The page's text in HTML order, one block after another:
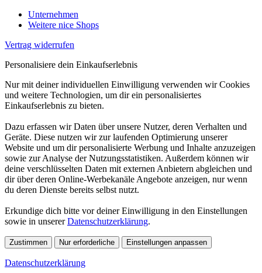
Unternehmen
Weitere nice Shops
Vertrag widerrufen
Personalisiere dein Einkaufserlebnis
Nur mit deiner individuellen Einwilligung verwenden wir Cookies
und weitere Technologien, um dir ein personalisiertes
Einkaufserlebnis zu bieten.
Dazu erfassen wir Daten über unsere Nutzer, deren Verhalten und
Geräte. Diese nutzen wir zur laufenden Optimierung unserer
Website und um dir personalisierte Werbung und Inhalte anzuzeigen
sowie zur Analyse der Nutzungsstatistiken. Außerdem können wir
deine verschlüsselten Daten mit externen Anbietern abgleichen und
dir über deren Online-Werbekanäle Angebote anzeigen, nur wenn
du deren Dienste bereits selbst nutzt.
Erkundige dich bitte vor deiner Einwilligung in den Einstellungen
sowie in unsererDatenschutzerklärung.
Zustimmen Nur erforderliche Einstellungen anpassen
Datenschutzerklärung